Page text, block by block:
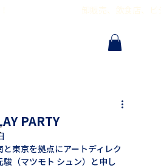
！                                        卸販売
PARTY
東京を拠点にアートディレク
（マツモト シュン）と申し